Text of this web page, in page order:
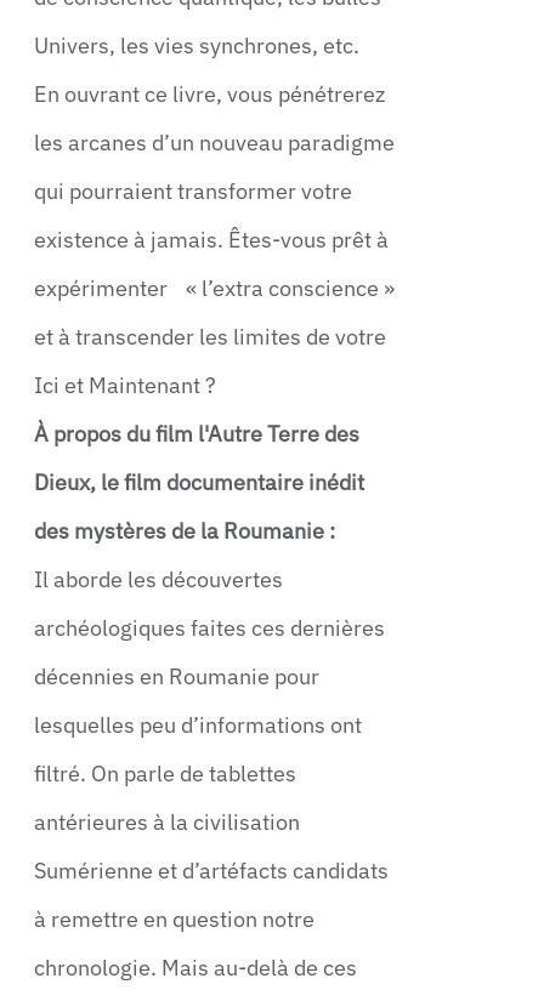
Univers, les vies synchrones, etc.
En ouvrant ce livre, vous pénétrerez
les arcanes d’un nouveau paradigme
qui pourraient transformer votre
existence à jamais. Êtes-vous prêt à
expérimenter « l’extra conscience »
et à transcender les limites de votre
Ici et Maintenant ?
À propos du film l'Autre Terre des
Dieux, le film documentaire inédit
des mystères de la Roumanie :
Il aborde les découvertes
archéologiques faites ces dernières
décennies en Roumanie pour
lesquelles peu d’informations ont
filtré. On parle de tablettes
antérieures à la civilisation
Sumérienne et d’artéfacts candidats
à remettre en question notre
chronologie. Mais au-delà de ces